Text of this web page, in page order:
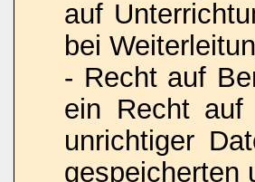
auf
bei
- Recht auf
ein Recht auf
unrichtiger
gespeicherten